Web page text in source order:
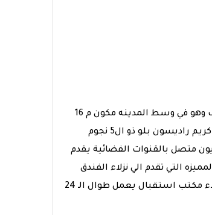
يبعد فندق المنى كريم راديسون بلو ذو ال5 نجوم حوالي 70 متر من المسجد النبوي الشريف وهو في وسط المدينه مكون م 16
طابق في Obaidah Bin Al Jarrah Street, 99999* المدينة المنورة تتميز الغرف بفندق المنى كريم راديسون بلو ذو ال5 نجوم
متصل بالقنوات الفضائية يقدم
والمشروبات المميزه التي تقدم الي نزلاء الفندق
وتتوفر الخدمه علي مدار ال24 ساعه فندق المنى كريم راديسون بلو ذو ال5 نجوم يوفر للنزلاء مكتب استقبال يعمل طوال الـ 24